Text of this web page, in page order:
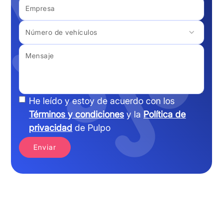
He leído y estoy de acuerdo con los
Términos y condiciones y la Política de
privacidad de Pulpo